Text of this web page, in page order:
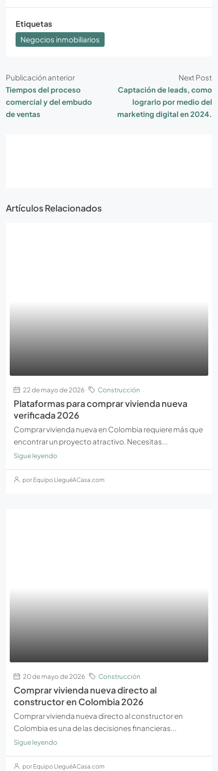
Etiquetas
Negocios inmobiliarios
Publicación anterior
Tiempos del proceso
comercial y del embudo
de ventas
Next Post
Captación de leads, como
lograrlo por medio del
marketing digital en 2024.
Artículos Relacionados
22 de mayo de 2026 Construcción
Plataformas para comprar vivienda nueva
verificada 2026
Comprar vivienda nueva en Colombia requiere más que
encontrar un proyecto atractivo. Necesitas...
Sigue leyendo
por Equipo LleguéACasa.com
20 de mayo de 2026 Construcción
Comprar vivienda nueva directo al
constructor en Colombia 2026
Comprar vivienda nueva directo al constructor en
Colombia es una de las decisiones financieras...
Sigue leyendo
por Equipo LleguéACasa.com